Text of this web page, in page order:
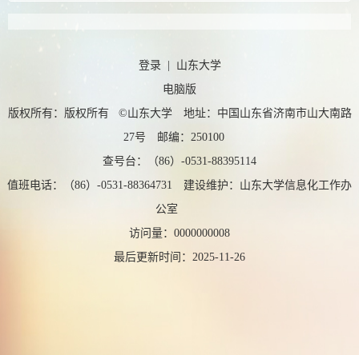
登录| 山东大学
电脑版
版权所有：版权所有 ©山东大学 地址：中国山东省济南市山大南路
27号 邮编：250100
查号台：（86）-0531-88395114
值班电话：（86）-0531-88364731 建设维护：山东大学信息化工作办
公室
访问量： 0000000008
最后更新时间： 2025-11-26